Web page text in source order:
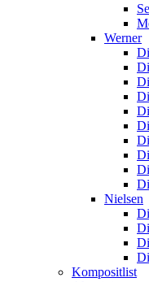
Werner
Nielsen
Kompositlist